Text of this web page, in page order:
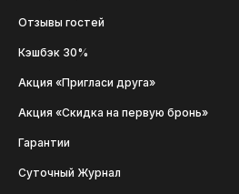
Отзывы гостей
Кэшбэк 30%
Акция «Пригласи друга»
Акция «Скидка на первую бронь»
Гарантии
Суточный Журнал